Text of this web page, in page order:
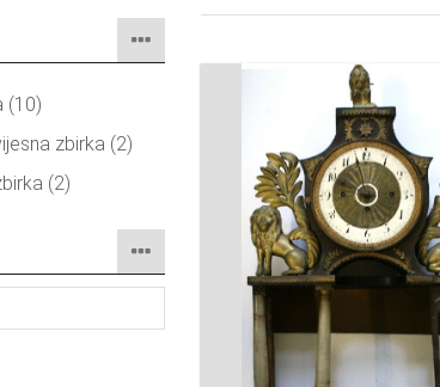
(10)
zbirka (2)
(2)